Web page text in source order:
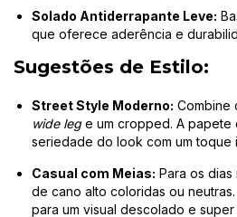
Solado Antiderrapante Leve:
que oferece aderência e
Sugestões de Estilo:
Street Style Moderno: Combine
wide lege um cropped. A papete
seriedade do look com um toque
Casual com Meias: Para os dias
de cano alto coloridas ou
para um visual descolado e super